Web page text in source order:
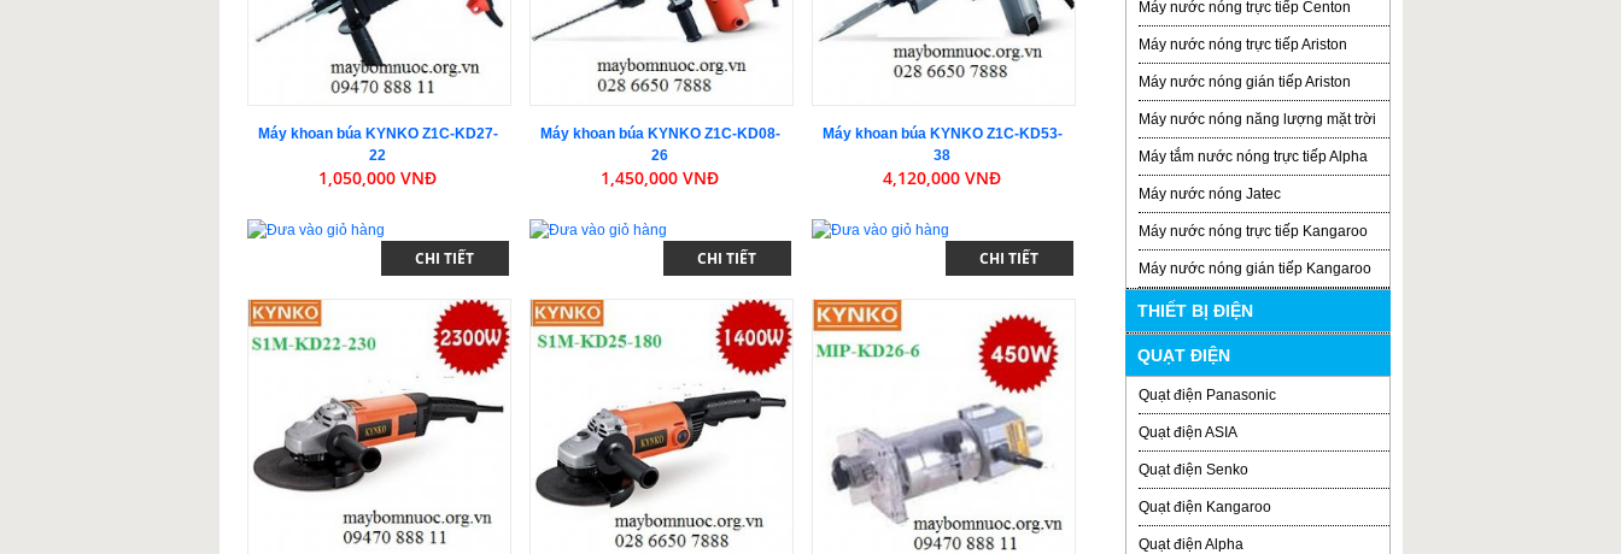
Máy khoan búa KYNKO Z1C-KD27-
22
1,050,000 VNĐ
CHI TIẾT
Máy khoan búa KYNKO Z1C-KD08-
26
1,450,000 VNĐ
CHI TIẾT
Máy khoan búa KYNKO Z1C-KD53-
38
4,120,000 VNĐ
CHI TIẾT
Máy nước nóng trực tiếp Centon
Máy nước nóng trực tiếp Ariston
Máy nước nóng gián tiếp Ariston
Máy nước nóng năng lượng mặt trời
Máy tắm nước nóng trực tiếp Alpha
Máy nước nóng Jatec
Máy nước nóng trực tiếp Kangaroo
Máy nước nóng gián tiếp Kangaroo
THIẾT BỊ ĐIỆN
QUẠT ĐIỆN
Quạt điện Panasonic
Quạt điện ASIA
Quạt điện Senko
Quạt điện Kangaroo
Quạt điện Alpha